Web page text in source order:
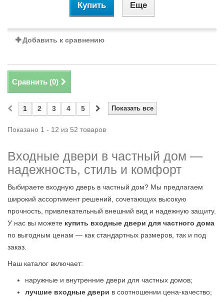
Купить Еще
Добавить к сравнению
Сравнить (0)
Показать все
1 2 3 4 5
Показано 1 - 12 из 52 товаров
Входные двери в частный дом —
надежность, стиль и комфорт
Выбираете входную дверь в частный дом? Мы предлагаем
широкий ассортимент решений, сочетающих высокую
прочность, привлекательный внешний вид и надежную защиту.
У нас вы можете купить входные двери для частного дома
по выгодным ценам — как стандартных размеров, так и под
заказ.
Наш каталог включает:
наружные и внутренние двери для частных домов;
лучшие входные двери в соотношении цена-качество;